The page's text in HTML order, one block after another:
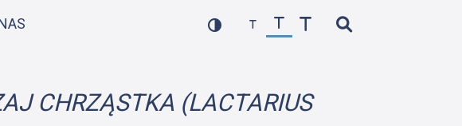
CHRZĄSTKA (LACTARIUS